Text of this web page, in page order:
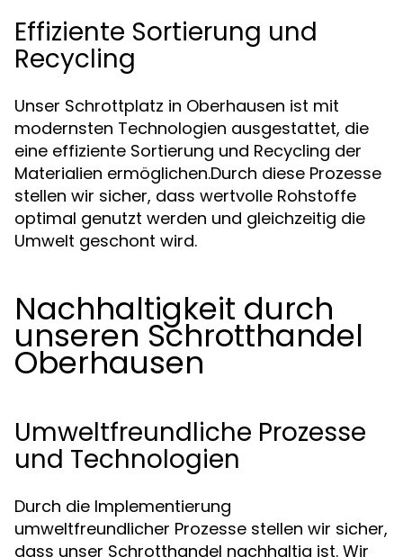
Effiziente Sortierung und
Recycling
Unser Schrottplatz in Oberhausen ist mit
modernsten Technologien ausgestattet, die
eine effiziente Sortierung und Recycling der
Materialien ermöglichen.Durch diese Prozesse
stellen wir sicher, dass wertvolle Rohstoffe
optimal genutzt werden und gleichzeitig die
Umwelt geschont wird.
Nachhaltigkeit durch
unseren Schrotthandel
Oberhausen
Umweltfreundliche Prozesse
und Technologien
Durch die Implementierung
umweltfreundlicher Prozesse stellen wir sicher,
dass unser Schrotthandel nachhaltig ist. Wir